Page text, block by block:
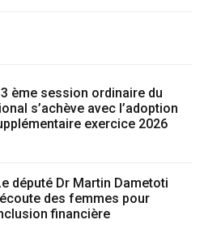
ème session ordinaire du
s’achève avec l’adoption
exercice 2026
député Dr Martin Dametoti
des femmes pour
financière